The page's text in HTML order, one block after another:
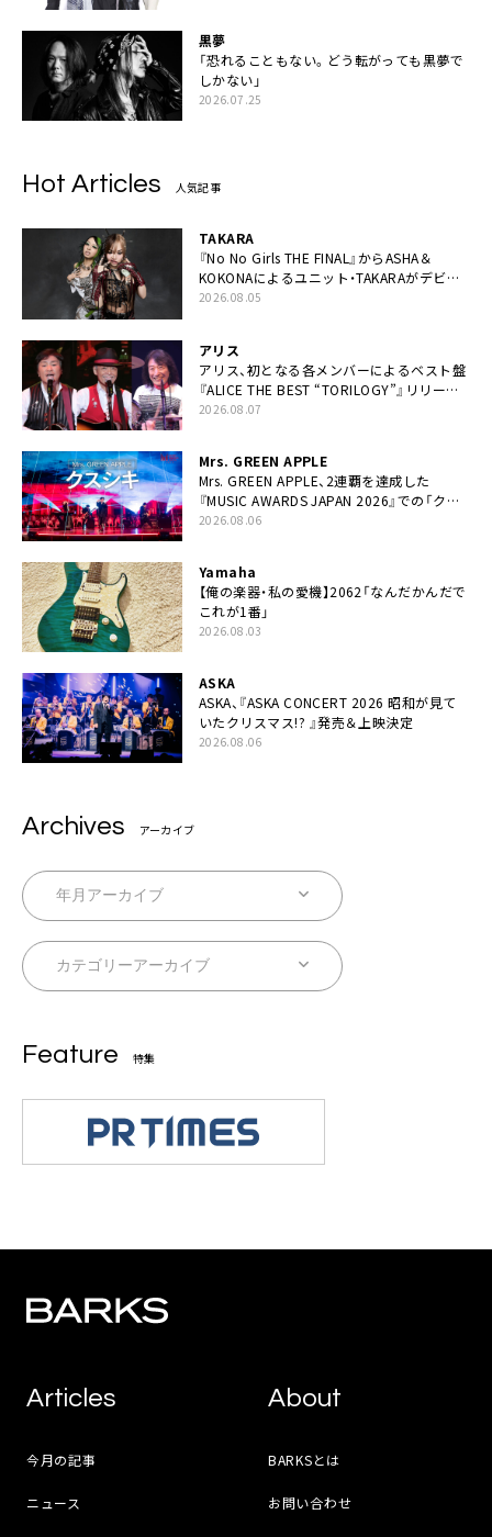
黒夢
「恐れることもない。どう転がっても黒夢で
しかない」
2026.07.25
Hot Articles 人気記事
TAKARA
『No No Girls THE FINAL』からASHA＆
KOKONAによるユニット・TAKARAがデビュ
ー
2026.08.05
アリス
アリス、初となる各メンバーによるベスト盤
『ALICE THE BEST “TORILOGY”』リリース
決定
2026.08.07
Mrs. GREEN APPLE
Mrs. GREEN APPLE、2連覇を達成した
『MUSIC AWARDS JAPAN 2026』での「クス
シキ」ライブパフォーマンスをYouTube公開
2026.08.06
Yamaha
【俺の楽器・私の愛機】2062「なんだかんだで
これが1番」
2026.08.03
ASKA
ASKA、『ASKA CONCERT 2026 昭和が見て
いたクリスマス!? 』発売＆上映決定
2026.08.06
Archives アーカイブ
Feature 特集
Articles
今月の記事
ニュース
About
BARKSとは
お問い合わせ